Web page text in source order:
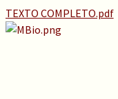
TEXTO COMPLETO.pdf